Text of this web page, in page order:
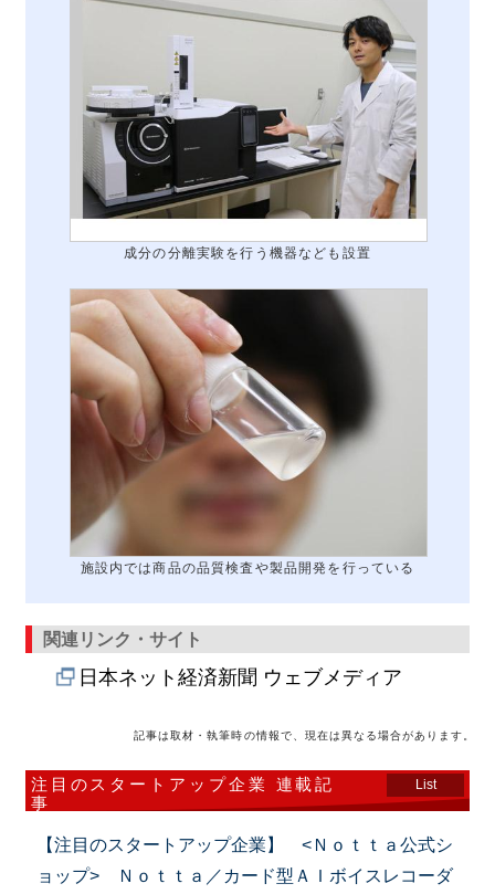
成分の分離実験を行う機器なども設置
施設内では商品の品質検査や製品開発を行っている
関連リンク・サイト
日本ネット経済新聞 ウェブメディア
記事は取材・執筆時の情報で、現在は異なる場合があります。
注目のスタートアップ企業 連載記
事
List
【注目のスタートアップ企業】 <Ｎｏｔｔａ公式シ
ョップ> Ｎｏｔｔａ／カード型ＡＩボイスレコーダ